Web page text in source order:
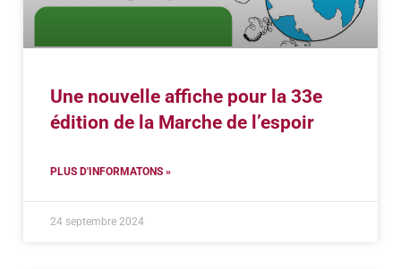
Une nouvelle affiche pour la 33e
édition de la Marche de l’espoir
PLUS D'INFORMATONS »
24 septembre 2024